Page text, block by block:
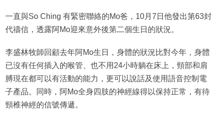
一直與So Ching 有緊密聯絡的Mo爸，10月7日他發出第63封
代禱信，透露阿Mo迎來意外後第二個生日的狀況。
李盛林牧師回顧去年阿Mo生日，身體的狀況比對今年，身體
已沒有任何插入的喉管、也不用24小時躺在床上，頸部和肩
膊現在都可以有活動的能力，更可以說話及使用語音控制電
子產品。同時，阿Mo全身四肢的神經線得以保持正常，有待
頸椎神經的信號傳遞。